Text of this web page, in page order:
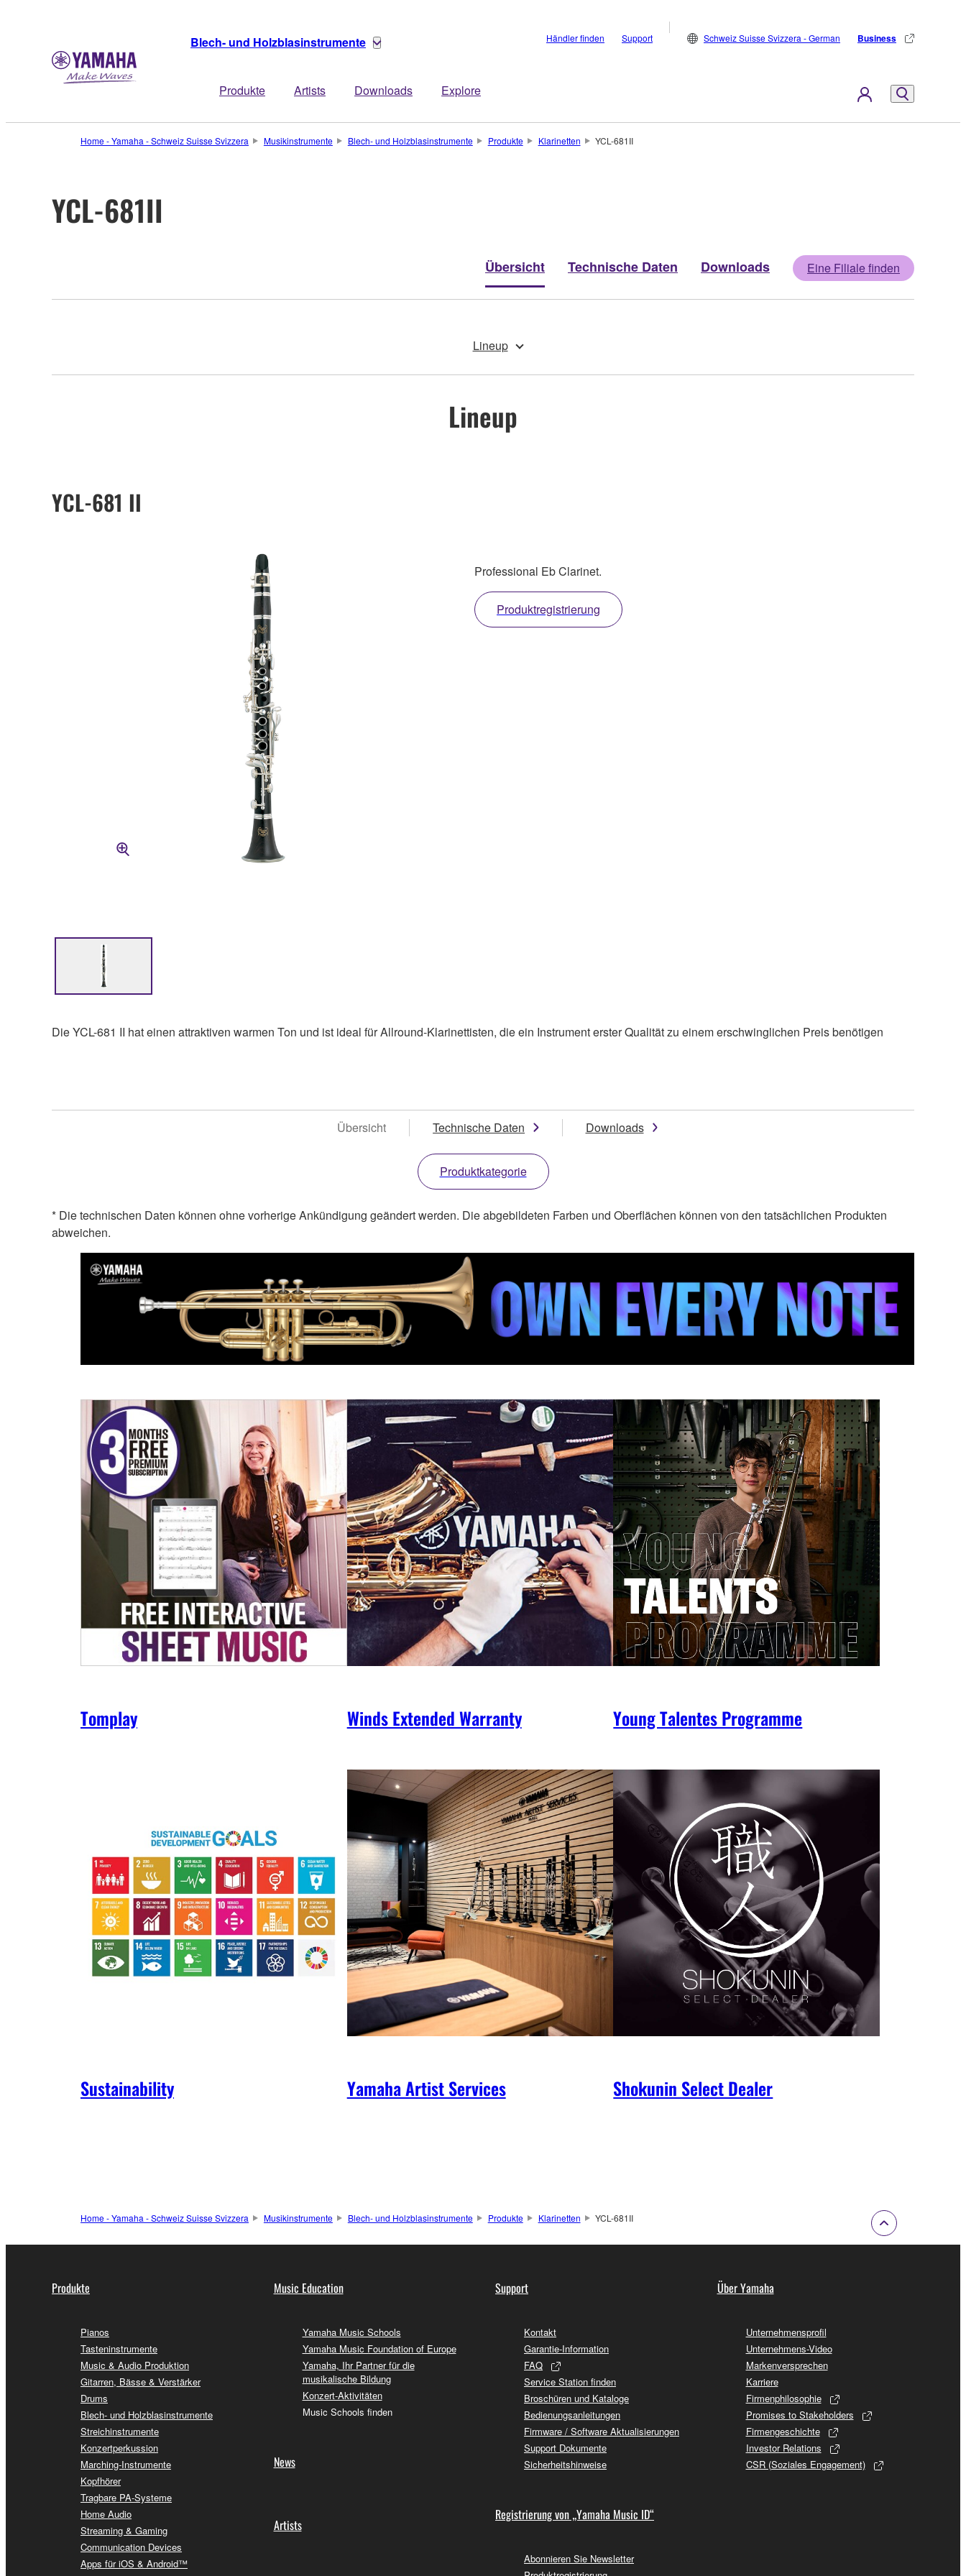
Blech- und Holzblasinstrumente
Produkte Artists Downloads Explore
Händler finden Support Schweiz Suisse Svizzera - German Business
Home - Yamaha - Schweiz Suisse Svizzera Musikinstrumente Blech- und Holzblasinstrumente Produkte Klarinetten YCL-681II
YCL-681II
Übersicht Technische Daten Downloads Eine Filiale finden
Lineup
Lineup
YCL-681 II
Professional Eb Clarinet.
Produktregistrierung
Die YCL-681 II hat einen attraktiven warmen Ton und ist ideal für Allround-Klarinettisten, die ein Instrument erster Qualität zu einem erschwinglichen Preis benötigen
Übersicht Technische Daten Downloads
Produktkategorie
* Die technischen Daten können ohne vorherige Ankündigung geändert werden. Die abgebildeten Farben und Oberflächen können von den tatsächlichen Produkten
abweichen.
Tomplay Winds Extended Warranty Young Talentes Programme
Sustainability Yamaha Artist Services Shokunin Select Dealer
Home - Yamaha - Schweiz Suisse Svizzera Musikinstrumente Blech- und Holzblasinstrumente Produkte Klarinetten YCL-681II
Produkte
Pianos
Tasteninstrumente
Music & Audio Produktion
Gitarren, Bässe & Verstärker
Drums
Blech- und Holzblasinstrumente
Streichinstrumente
Konzertperkussion
Marching-Instrumente
Kopfhörer
Tragbare PA-Systeme
Home Audio
Streaming & Gaming
Communication Devices
Apps für iOS & Android™
Music Education
Yamaha Music Schools
Yamaha Music Foundation of Europe
Yamaha, Ihr Partner für die
musikalische Bildung
Konzert-Aktivitäten
Music Schools finden
News
Artists
Support
Kontakt
Garantie-Information
FAQ
Service Station finden
Broschüren und Kataloge
Bedienungsanleitungen
Firmware / Software Aktualisierungen
Support Dokumente
Sicherheitshinweise
Registrierung von „Yamaha Music ID“
Abonnieren Sie Newsletter
Über Yamaha
Unternehmensprofil
Unternehmens-Video
Markenversprechen
Karriere
Firmenphilosophie
Promises to Stakeholders
Firmengeschichte
Investor Relations
CSR (Soziales Engagement)